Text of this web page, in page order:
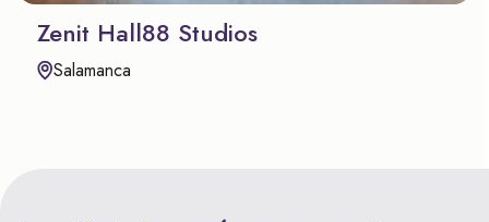
Zenit Hall88 Studios
Salamanca